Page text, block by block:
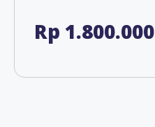
Rp 1.800.000